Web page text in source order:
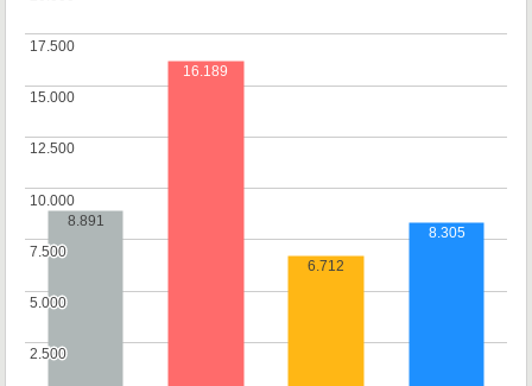
2.500
2.500
5.000
5.000
7.500
7.500
10.000
10.000
12.500
12.500
15.000
15.000
17.500
17.500
8.891
16.189
6.712
8.305